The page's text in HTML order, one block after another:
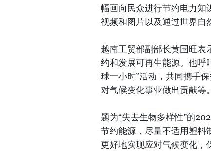
幅画向民众进行节约电力知
视频和图片以及通过世界自
越南工贸部副部长黄国旺表
约和发展可再生能源。他呼
球一小时”活动，共同携手
对气候变化事业做出贡献等。
题为“失去生物多样性”的
节约能源，尽量不适用塑料
更好地实现应对气候变化，